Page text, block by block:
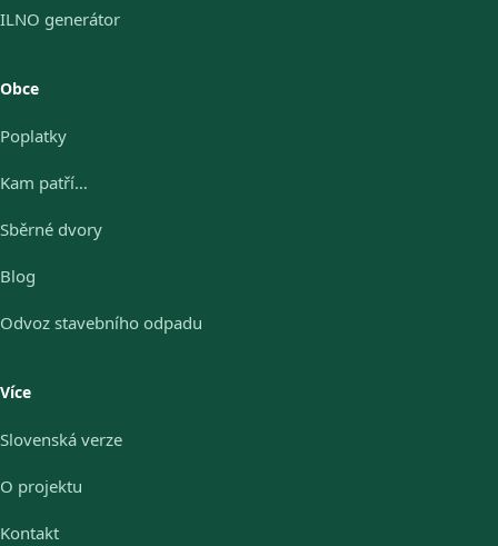
ILNO generátor
Obce
Poplatky
Kam patří…
Sběrné dvory
Blog
Odvoz stavebního odpadu
Více
Slovenská verze
O projektu
Kontakt